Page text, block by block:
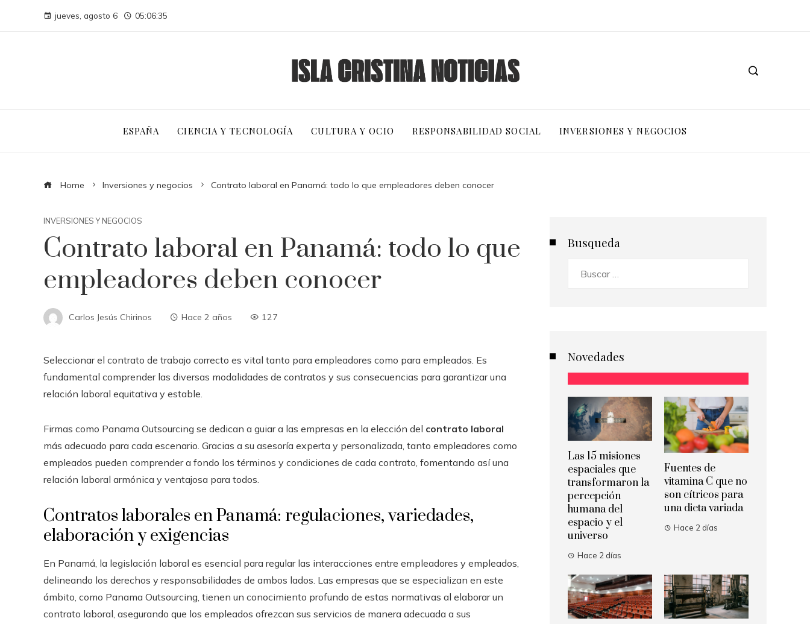
jueves, agosto 6 05:06:36
ESPAÑA CIENCIA Y TECNOLOGÍA CULTURA Y OCIO RESPONSABILIDAD SOCIAL INVERSIONES Y NEGOCIOS
Home Inversiones y negocios Contrato laboral en Panamá: todo lo que empleadores deben conocer
INVERSIONES Y NEGOCIOS
Contrato laboral en Panamá: todo lo que
empleadores deben conocer
Carlos Jesús Chirinos Hace 2 años 127
Seleccionar el contrato de trabajo correcto es vital tanto para empleadores como para empleados. Es
fundamental comprender las diversas modalidades de contratos y sus consecuencias para garantizar una
relación laboral equitativa y estable.
Firmas como Panama Outsourcing se dedican a guiar a las empresas en la elección del contrato laboral
más adecuado para cada escenario. Gracias a su asesoría experta y personalizada, tanto empleadores como
empleados pueden comprender a fondo los términos y condiciones de cada contrato, fomentando así una
relación laboral armónica y ventajosa para todos.
Contratos laborales en Panamá: regulaciones, variedades,
elaboración y exigencias
En Panamá, la legislación laboral es esencial para regular las interacciones entre empleadores y empleados,
delineando los derechos y responsabilidades de ambos lados. Las empresas que se especializan en este
ámbito, como Panama Outsourcing, tienen un conocimiento profundo de estas normativas al elaborar un
contrato laboral, asegurando que los empleados ofrezcan sus servicios de manera adecuada a sus
Busqueda
Novedades
Las 15 misiones
espaciales que
transformaron la
percepción
humana del
espacio y el
universo
Hace 2 días
Fuentes de
vitamina C que no
son cítricos para
una dieta variada
Hace 2 días